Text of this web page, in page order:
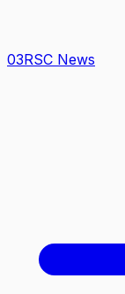
03RSC News